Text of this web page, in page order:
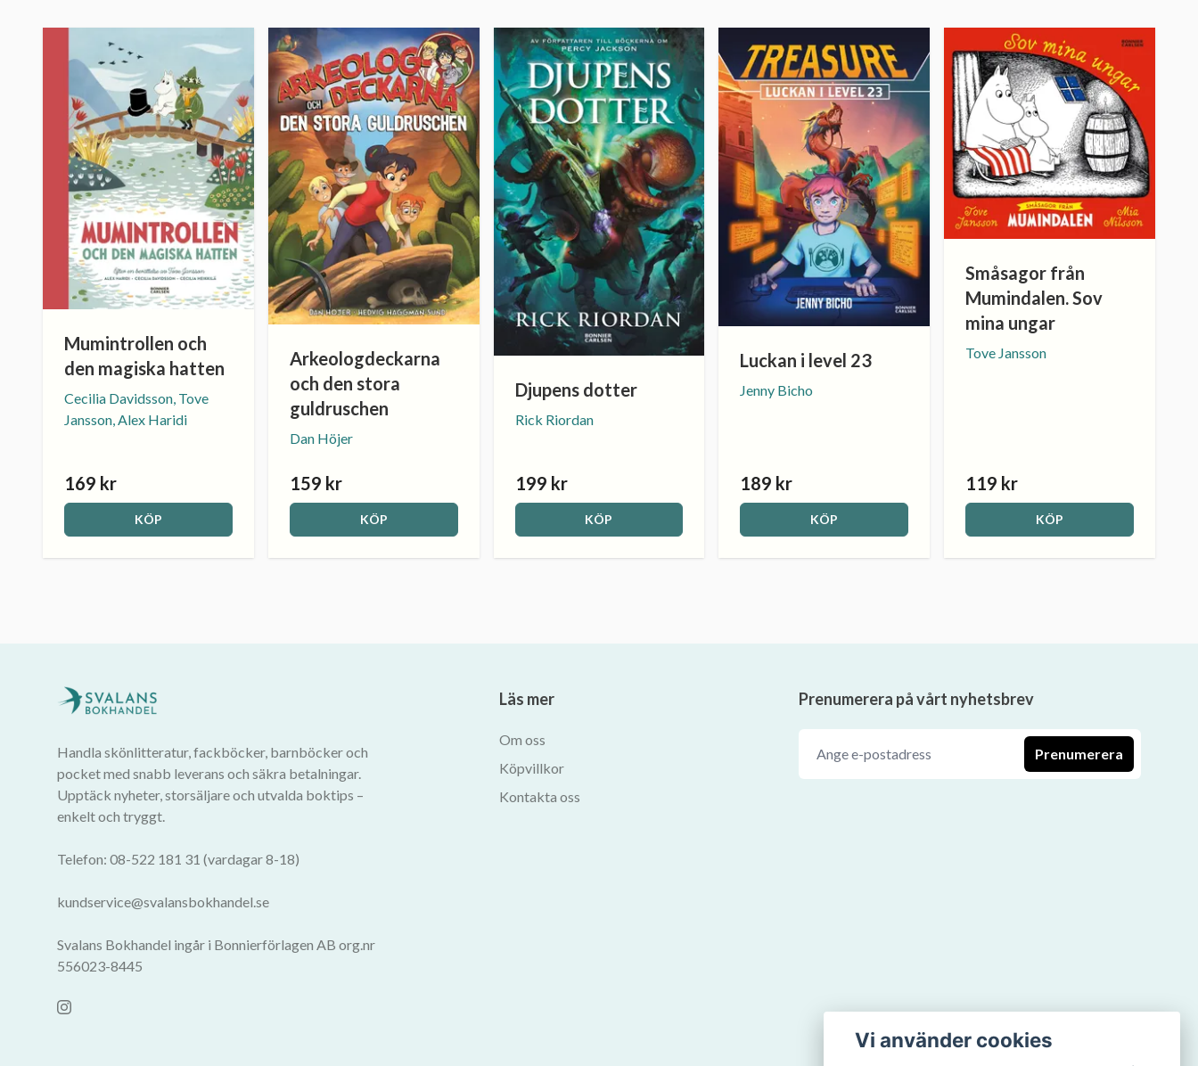
Mumintrollen och
den magiska hatten
Cecilia Davidsson, Tove
Jansson, Alex Haridi
169 kr
KÖP
Arkeologdeckarna
och den stora
guldruschen
Dan Höjer
159 kr
KÖP
Djupens dotter
Rick Riordan
199 kr
KÖP
Luckan i level 23
Jenny Bicho
189 kr
KÖP
Småsagor från
Mumindalen. Sov
mina ungar
Tove Jansson
119 kr
KÖP
Handla skönlitteratur, fackböcker, barnböcker och
pocket med snabb leverans och säkra betalningar.
Upptäck nyheter, storsäljare och utvalda boktips –
enkelt och tryggt.
Telefon: 08-522 181 31 (vardagar 8-18)
kundservice@svalansbokhandel.se
Svalans Bokhandel ingår i Bonnierförlagen AB org.nr
556023-8445
Läs mer
Om oss
Köpvillkor
Kontakta oss
Prenumerera på vårt nyhetsbrev
Prenumerera
Vi använder cookies